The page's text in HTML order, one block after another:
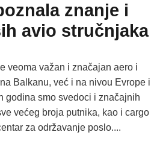
znanje i
avio stručnjaka
veoma važan i značajan aero i
Balkanu, već i na nivou Evrope i
godina smo svedoci i značajnih
većeg broja putnika, kao i cargo
za održavanje poslo....